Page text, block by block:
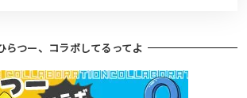
らつー、コラボしてるってよ